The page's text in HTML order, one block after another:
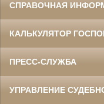
СПРАВОЧНАЯ
КАЛЬКУЛЯТОР
ПРЕСС-СЛУЖБА
УПРАВЛЕНИЕ